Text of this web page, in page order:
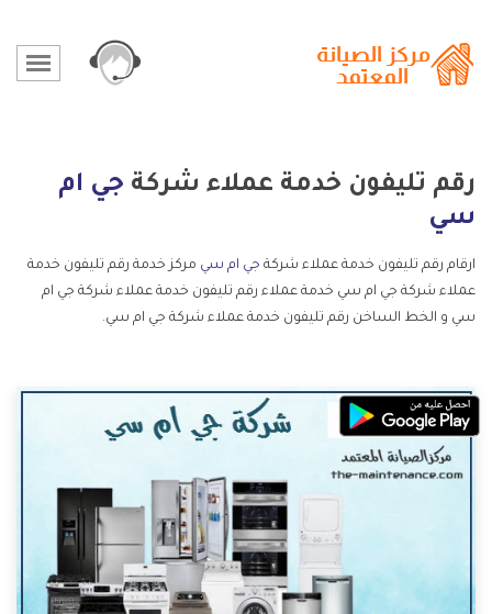
رقم تليفون خدمة عملاء شركة جي ام
سي
ارقام رقم تليفون خدمة عملاء شركة جي ام سي مركز خدمة رقم تليفون خدمة
عملاء شركة جي ام سي خدمة عملاء رقم تليفون خدمة عملاء شركة جي ام
سي و الخط الساخن رقم تليفون خدمة عملاء شركة جي ام سي.